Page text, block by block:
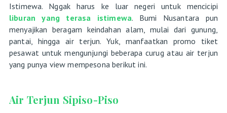
Istimewa. Nggak harus ke luar negeri untuk mencicipi
liburan yang terasa istimewa. Bumi Nusantara pun
menyajikan beragam keindahan alam, mulai dari gunung,
pantai, hingga air terjun. Yuk, manfaatkan promo tiket
pesawat untuk mengunjungi beberapa curug atau air terjun
yang punya view mempesona berikut ini.
Air Terjun Sipiso-Piso